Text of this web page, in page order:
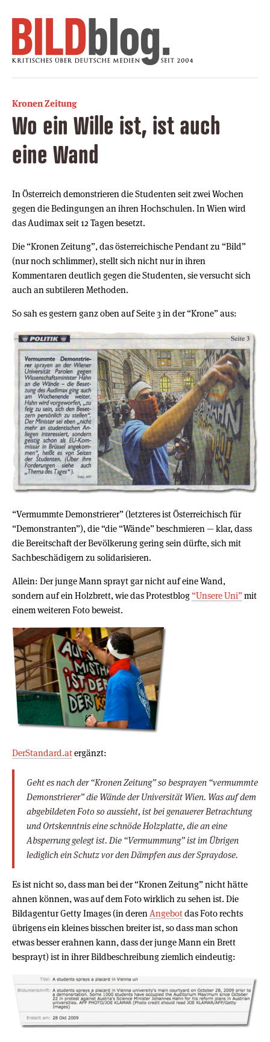
Kronen Zeitung
Wo ein Wille ist, ist auch
eine Wand
In Österreich demonstrieren die Studenten seit zwei Wochen
gegen die Bedingungen an ihren Hochschulen. In Wien wird
das Audimax seit 12 Tagen besetzt.
Die “Kronen Zeitung”, das österreichische Pendant zu “Bild”
(nur noch schlimmer), stellt sich nicht nur in ihren
Kommentaren deutlich gegen die Studenten, sie versucht sich
auch an subtileren Methoden.
So sah es gestern ganz oben auf Seite 3 in der “Krone” aus:
“Vermummte Demonstrierer” (letzteres ist Österreichisch für
“Demonstranten”), die “die “Wände” beschmieren — klar, dass
die Bereitschaft der Bevölkerung gering sein dürfte, sich mit
Sachbeschädigern zu solidarisieren.
Allein: Der junge Mann sprayt gar nicht auf eine Wand,
sondern auf ein Holzbrett, wie das Protestblog “Unsere Uni”mit
einem weiteren Foto beweist.
DerStandard.atergänzt:
Geht es nach der “Kronen Zeitung” so besprayen “vermummte
Demonstrierer” die Wände der Universität Wien. Was auf dem
abgebildeten Foto so aussieht, ist bei genauerer Betrachtung
und Ortskenntnis eine schnöde Holzplatte, die an eine
Absperrung gelegt ist. Die “Vermummung” ist im Übrigen
lediglich ein Schutz vor den Dämpfen aus der Spraydose.
Es ist nicht so, dass man bei der “Kronen Zeitung” nicht hätte
ahnen können, was auf dem Foto wirklich zu sehen ist. Die
Bildagentur Getty Images (in deren Angebotdas Foto rechts
übrigens ein kleines bisschen breiter ist, so dass man schon
etwas besser erahnen kann, dass der junge Mann ein Brett
besprayt) ist in ihrer Bildbeschreibung ziemlich eindeutig: